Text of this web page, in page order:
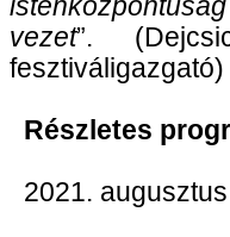
vezet”.
fesztiváligazgató)
Részletes
2021.